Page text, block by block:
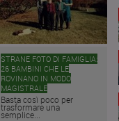
STRANE FOTO DI FAMIGLIA:
26 BAMBINI CHE LE
ROVINANO IN MODO
MAGISTRALE
Basta così poco per
trasformare una
semplice...